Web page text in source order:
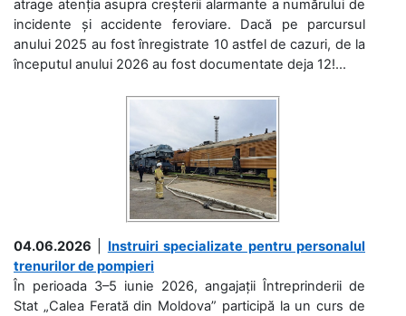
atrage atenția asupra creșterii alarmante a numărului de
incidente și accidente feroviare. Dacă pe parcursul
anului 2025 au fost înregistrate 10 astfel de cazuri, de la
începutul anului 2026 au fost documentate deja 12!...
04.06.2026
Instruiri specializate pentru personalul
trenurilor de pompieri
În perioada 3–5 iunie 2026, angajații Întreprinderii de
Stat „Calea Ferată din Moldova” participă la un curs de